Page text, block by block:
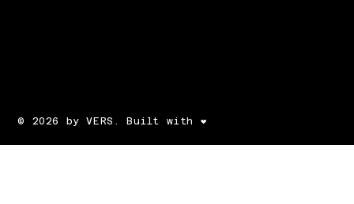
© 2026 by VERS. Built with ❤️